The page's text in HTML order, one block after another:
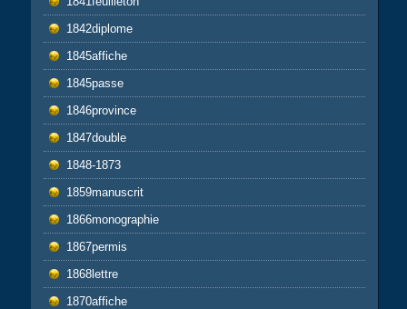
1842diplome
1845affiche
1845passe
1846province
1847double
1848-1873
1859manuscrit
1866monographie
1867permis
1868lettre
1870affiche